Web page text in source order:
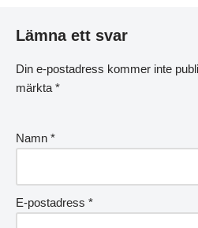
Lämna ett svar
Din e-postadress kommer inte
märkta *
Namn *
E-postadress *